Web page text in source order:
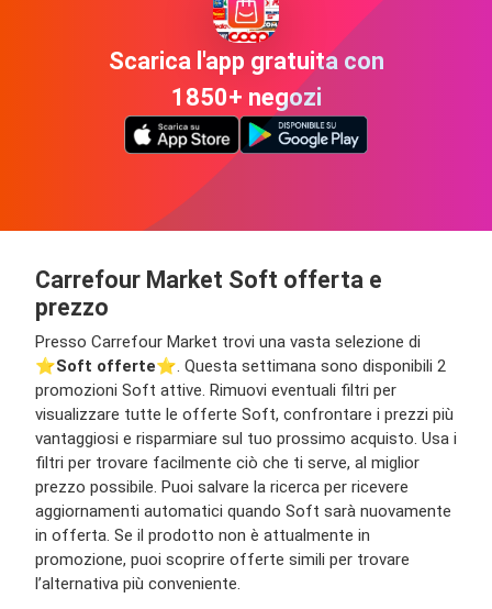
Scarica l'app gratuita con
1850+ negozi
Carrefour Market Soft offerta e
prezzo
Presso Carrefour Market trovi una vasta selezione di
⭐️Soft offerte⭐️. Questa settimana sono disponibili 2
promozioni Soft attive. Rimuovi eventuali filtri per
visualizzare tutte le offerte Soft, confrontare i prezzi più
vantaggiosi e risparmiare sul tuo prossimo acquisto. Usa i
filtri per trovare facilmente ciò che ti serve, al miglior
prezzo possibile. Puoi salvare la ricerca per ricevere
aggiornamenti automatici quando Soft sarà nuovamente
in offerta. Se il prodotto non è attualmente in
promozione, puoi scoprire offerte simili per trovare
l’alternativa più conveniente.